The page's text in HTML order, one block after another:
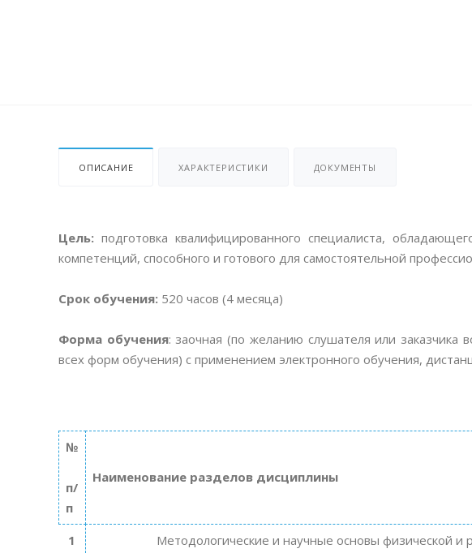
ОПИСАНИЕ ХАРАКТЕРИСТИКИ ДОКУМЕНТЫ
Цель: подготовка квалифицированного специалиста,
компетенций, способного и готового для самостоятельной
Срок обучения: 520 часов (4 месяца)
Форма обучения: заочная (по желанию слушателя или заказчика
всех форм обучения) с применением электронного обучения,
№
п/
п
Наименование разделов дисциплины
1 Методологические и научные основы физической